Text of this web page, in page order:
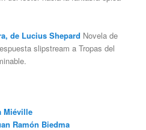
de Lucius Shepard Novela de
slipstream a Tropas del
Miéville
Ramón Biedma